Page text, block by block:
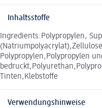
Inhaltsstoffe
Ingredients:Polypropylen,
Polypropylen,Polypropylen
Tinten,Klebstoffe
Verwendungshinweise